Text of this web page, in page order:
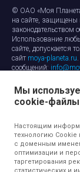
© ОАО «Моя
на сайте, защищены
законодательством
Использование
сайте, допускается
сайт moya-planeta.ru
сообщений:
Правила сайта
Защита
Мы
cookie-файлы
Настоящим
технологию Cookie
с доменным
оптимизации и
таргетирования